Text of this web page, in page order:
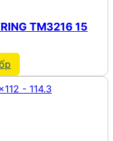
TM3216 15